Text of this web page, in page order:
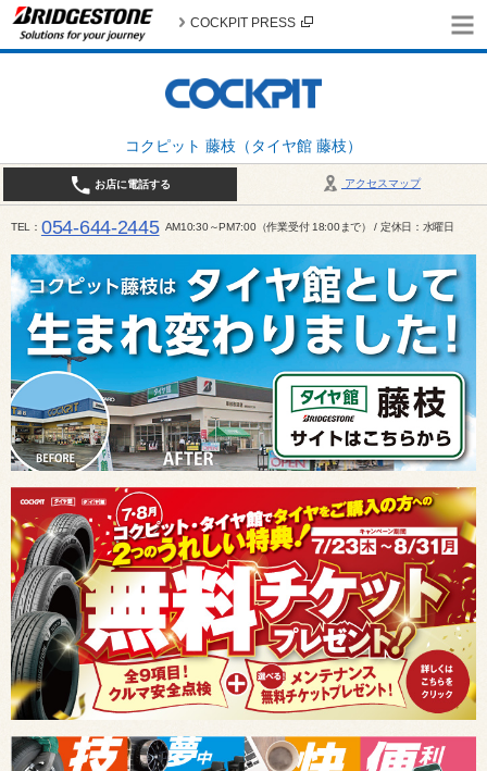
コクピット 藤枝（タイヤ館 藤枝）
COCKPIT PRESS
アクセスマップ
お店に電話する
TEL 054-644-2445 AM10:30～PM7:00（作業受付 18:00まで） / 定休日：水曜日